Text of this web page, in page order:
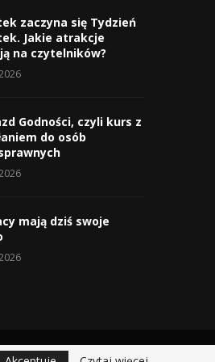
zaczyna się Tydzień
Jakie atrakcje
na czytelników?
Godności, czyli kurs z
do osób
mają dziś swoje